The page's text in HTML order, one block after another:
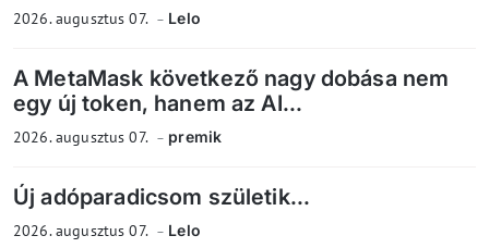
2026. augusztus 07. Lelo
A MetaMask következő nagy dobása nem
egy új token, hanem az AI...
2026. augusztus 07. premik
Új adóparadicsom születik...
2026. augusztus 07. Lelo